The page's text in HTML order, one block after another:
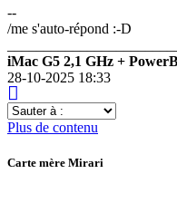
--
/me s'auto-répond :-D
iMac G5 2,1 GHz +
28-10-2025 18:33
Sauter
à
Plus de contenu
Carte mère Mirari